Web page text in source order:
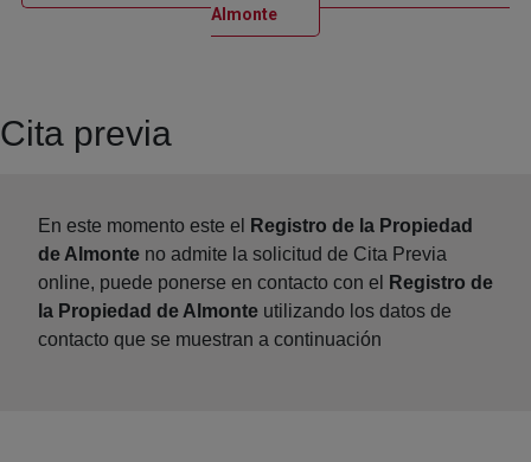
AlmonteVentana nueva
Cita previa
En este momento este el
Registro de la Propiedad
de Almonte no admite la solicitud de Cita Previa
online, puede ponerse en contacto con el
Registro de
la Propiedad de Almonte utilizando los datos de
contacto que se muestran a continuación